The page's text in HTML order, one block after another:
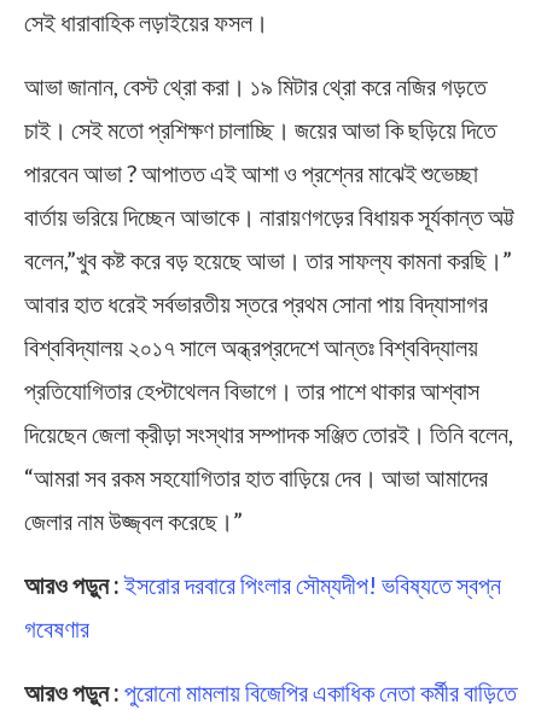
সেই ধারাবাহিক লড়াইয়ের ফসল।
আভা জানান, বেস্ট থ্রো করা। ১৯ মিটার থ্রো করে নজির গড়তে
চাই। সেই মতো প্রশিক্ষণ চালাচ্ছি। জয়ের আভা কি ছড়িয়ে দিতে
পারবেন আভা ? আপাতত এই আশা ও প্রশ্নের মাঝেই শুভেচ্ছা
বার্তায় ভরিয়ে দিচ্ছেন আভাকে। নারায়ণগড়ের বিধায়ক সূর্যকান্ত অট্ট
বলেন,”খুব কষ্ট করে বড় হয়েছে আভা। তার সাফল্য কামনা করছি।”
আবার হাত ধরেই সর্বভারতীয় স্তরে প্রথম সোনা পায় বিদ্যাসাগর
বিশ্ববিদ্যালয় ২০১৭ সালে অন্ধ্রপ্রদেশে আন্তঃ বিশ্ববিদ্যালয়
প্রতিযোগিতার হেপ্টাথেলন বিভাগে। তার পাশে থাকার আশ্বাস
দিয়েছেন জেলা ক্রীড়া সংস্থার সম্পাদক সঞ্জিত তোরই। তিনি বলেন,
“আমরা সব রকম সহযোগিতার হাত বাড়িয়ে দেব। আভা আমাদের
জেলার নাম উজ্জ্বল করেছে।”
আরও পড়ুন : ইসরোর দরবারে পিংলার সৌম্যদীপ! ভবিষ্যতে স্বপ্ন
গবেষণার
আরও পড়ুন : পুরোনো মামলায় বিজেপির একাধিক নেতা কর্মীর বাড়িতে